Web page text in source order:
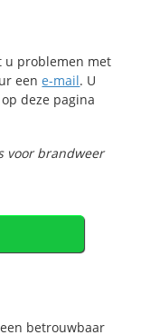
u problemen met
eene-mail. U
op deze pagina
voor brandweer
betrouwbaar